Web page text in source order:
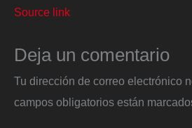
Source link
Deja un comentario
Tu dirección de correo electrónico
campos obligatorios están